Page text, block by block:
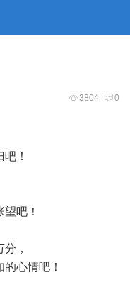
3804 0
！
吧！
，
心情吧！